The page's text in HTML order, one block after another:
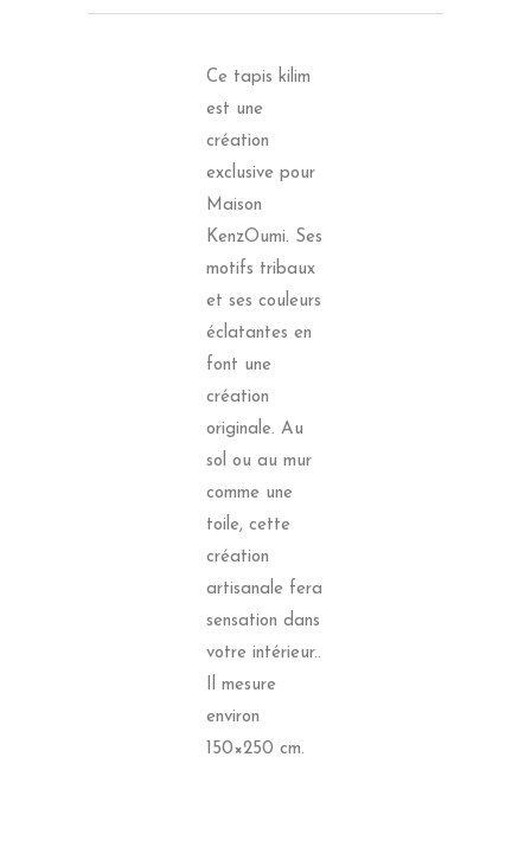
Ce tapis kilim
est une
création
exclusive pour
Maison
KenzOumi. Ses
motifs tribaux
et ses couleurs
éclatantes en
font une
création
originale. Au
sol ou au mur
comme une
toile, cette
création
artisanale fera
sensation dans
votre intérieur..
Il mesure
environ
150×250 cm.